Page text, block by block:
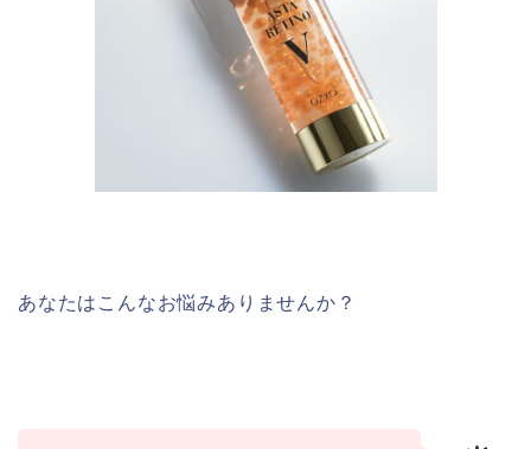
あなたはこんなお悩みありませんか？